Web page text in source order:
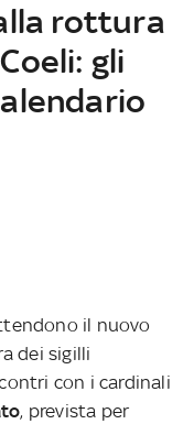
rottura
gli
il nuovo
dei sigilli
con i cardinali
, prevista per